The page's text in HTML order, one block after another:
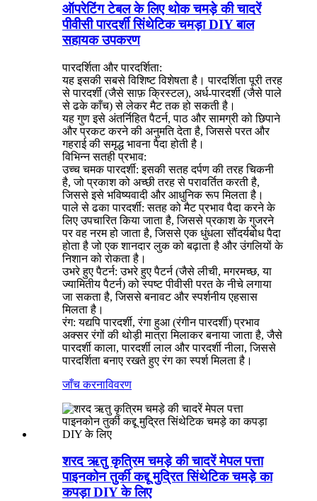
ऑपरेटिंग टेबल के लिए थोक चमड़े की चादरें
पीवीसी पारदर्शी सिंथेटिक चमड़ा DIY बाल
सहायक उपकरण
पारदर्शिता और पारदर्शिता:
यह इसकी सबसे विशिष्ट विशेषता है। पारदर्शिता पूरी तरह
से पारदर्शी (जैसे साफ़ क्रिस्टल), अर्ध-पारदर्शी (जैसे पाले
से ढके काँच) से लेकर मैट तक हो सकती है।
यह गुण इसे अंतर्निहित पैटर्न, पाठ और सामग्री को छिपाने
और प्रकट करने की अनुमति देता है, जिससे परत और
गहराई की समृद्ध भावना पैदा होती है।
विभिन्न सतही प्रभाव:
उच्च चमक पारदर्शी: इसकी सतह दर्पण की तरह चिकनी
है, जो प्रकाश को अच्छी तरह से परावर्तित करती है,
जिससे इसे भविष्यवादी और आधुनिक रूप मिलता है।
पाले से ढका पारदर्शी: सतह को मैट प्रभाव पैदा करने के
लिए उपचारित किया जाता है, जिससे प्रकाश के गुजरने
पर वह नरम हो जाता है, जिससे एक धुंधला सौंदर्यबोध पैदा
होता है जो एक शानदार लुक को बढ़ाता है और उंगलियों के
निशान को रोकता है।
उभरे हुए पैटर्न: उभरे हुए पैटर्न (जैसे लीची, मगरमच्छ, या
ज्यामितीय पैटर्न) को स्पष्ट पीवीसी परत के नीचे लगाया
जा सकता है, जिससे बनावट और स्पर्शनीय एहसास
मिलता है।
रंग: यद्यपि पारदर्शी, रंगा हुआ (रंगीन पारदर्शी) प्रभाव
अक्सर रंगों की थोड़ी मात्रा मिलाकर बनाया जाता है, जैसे
पारदर्शी काला, पारदर्शी लाल और पारदर्शी नीला, जिससे
पारदर्शिता बनाए रखते हुए रंग का स्पर्श मिलता है।
जाँच करनाविवरण
शरद ऋतु कृत्रिम चमड़े की चादरें मेपल पत्ता
पाइनकोन तुर्की कद्दू मुद्रित सिंथेटिक चमड़े का
कपड़ा DIY के लिए